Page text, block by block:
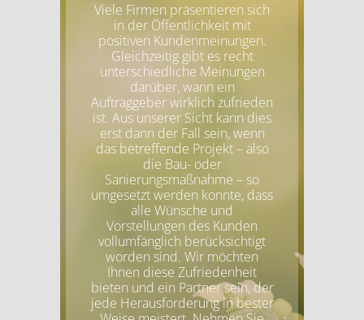
Viele Firmen präsentieren sich
in der Öffentlichkeit mit
positiven Kundenmeinungen.
Gleichzeitig gibt es recht
unterschiedliche Meinungen
darüber, wann ein
Auftraggeber wirklich zufrieden
ist. Aus unserer Sicht kann dies
erst dann der Fall sein, wenn
das betreffende Projekt – also
die Bau- oder
Sanierungsmaßnahme – so
umgesetzt werden konnte, dass
alle Wünsche und
Vorstellungen des Kunden
vollumfänglich berücksichtigt
worden sind. Wir möchten
Ihnen diese Zufriedenheit
bieten und ein Partner sein, der
jede Herausforderung in bester